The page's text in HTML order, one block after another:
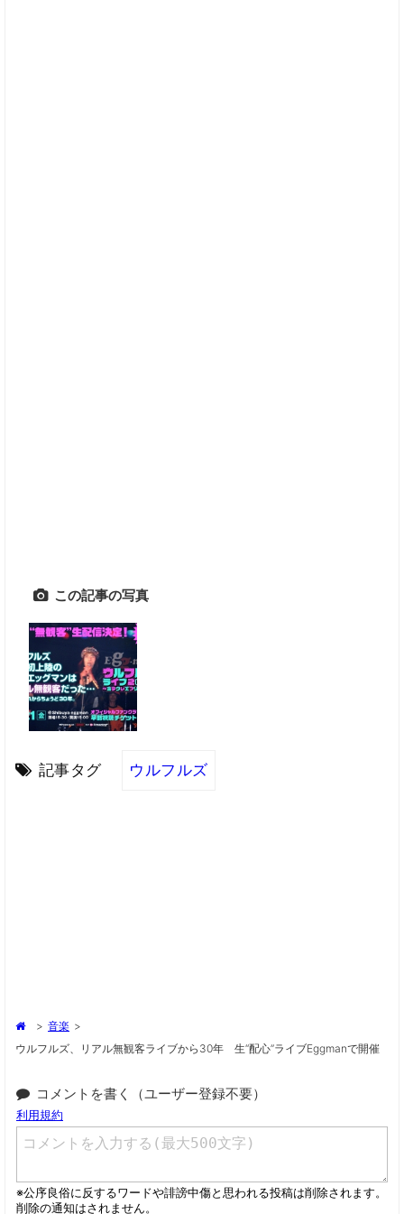
この記事の写真
記事タグ ウルフルズ
> 音楽 >
ウルフルズ、リアル無観客ライブから30年 生“配心”ライブeggmanで開催
コメントを書く（ユーザー登録不要）